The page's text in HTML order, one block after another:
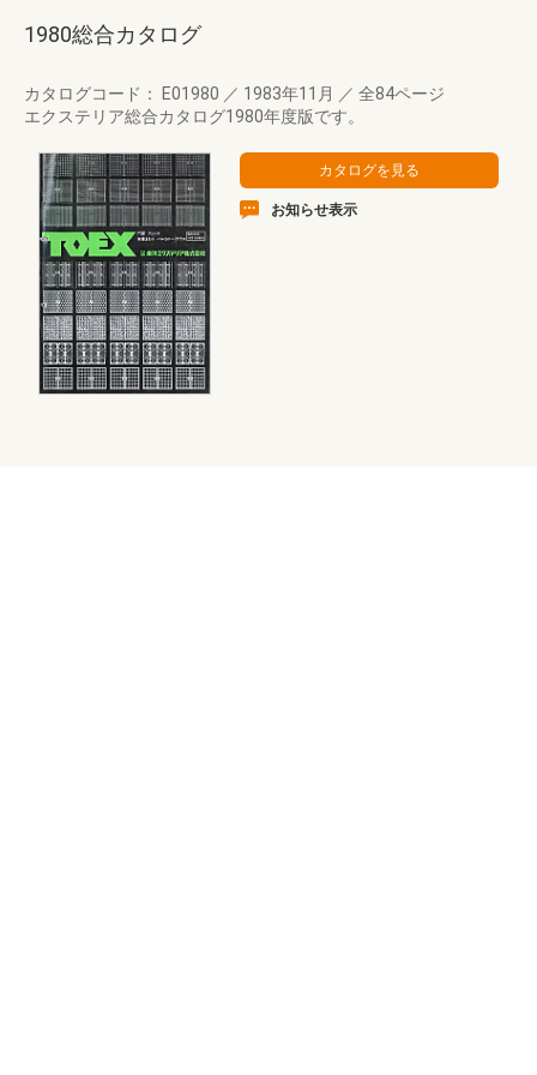
1980総合カタログ
カタログコード： E01980 ／ 1983年11月 ／ 全84ページ
エクステリア総合カタログ1980年度版です。
お知らせ表示